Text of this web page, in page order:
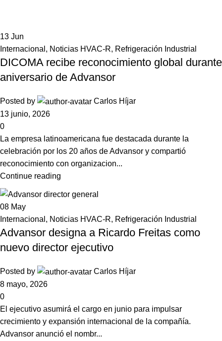
13 Jun
Internacional , Noticias HVAC-R, Refrigeración Industrial
DICOMA recibe reconocimiento global durante
aniversario de Advansor
Posted by
Carlos Híjar
13 junio, 2026
0
La empresa latinoamericana fue destacada durante la
celebración por los 20 años de Advansor y compartió
reconocimiento con organizacion...
Continue reading
08 May
Internacional , Noticias HVAC-R, Refrigeración Industrial
Advansor designa a Ricardo Freitas como
nuevo director ejecutivo
Posted by
Carlos Híjar
8 mayo, 2026
0
El ejecutivo asumirá el cargo en junio para impulsar
crecimiento y expansión internacional de la compañía.
Advansor anunció el nombr...